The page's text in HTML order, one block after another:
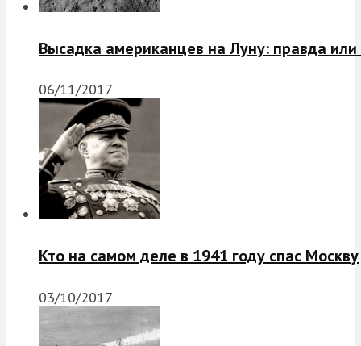
Высадка американцев на Луну: правда
06/11/2017
Кто на самом деле в 1941 году спас Москву
03/10/2017